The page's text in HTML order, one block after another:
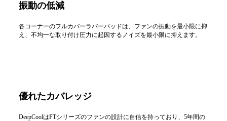
振動の低減
各コーナーのフルカバーラバーパッドは、ファンの振動を最小限に抑
え、不均一な取り付け圧力に起因するノイズを最小限に抑えます。
優れたカバレッジ
DeepCoolはFTシリーズのファンの設計に自信を持っており、5年間の